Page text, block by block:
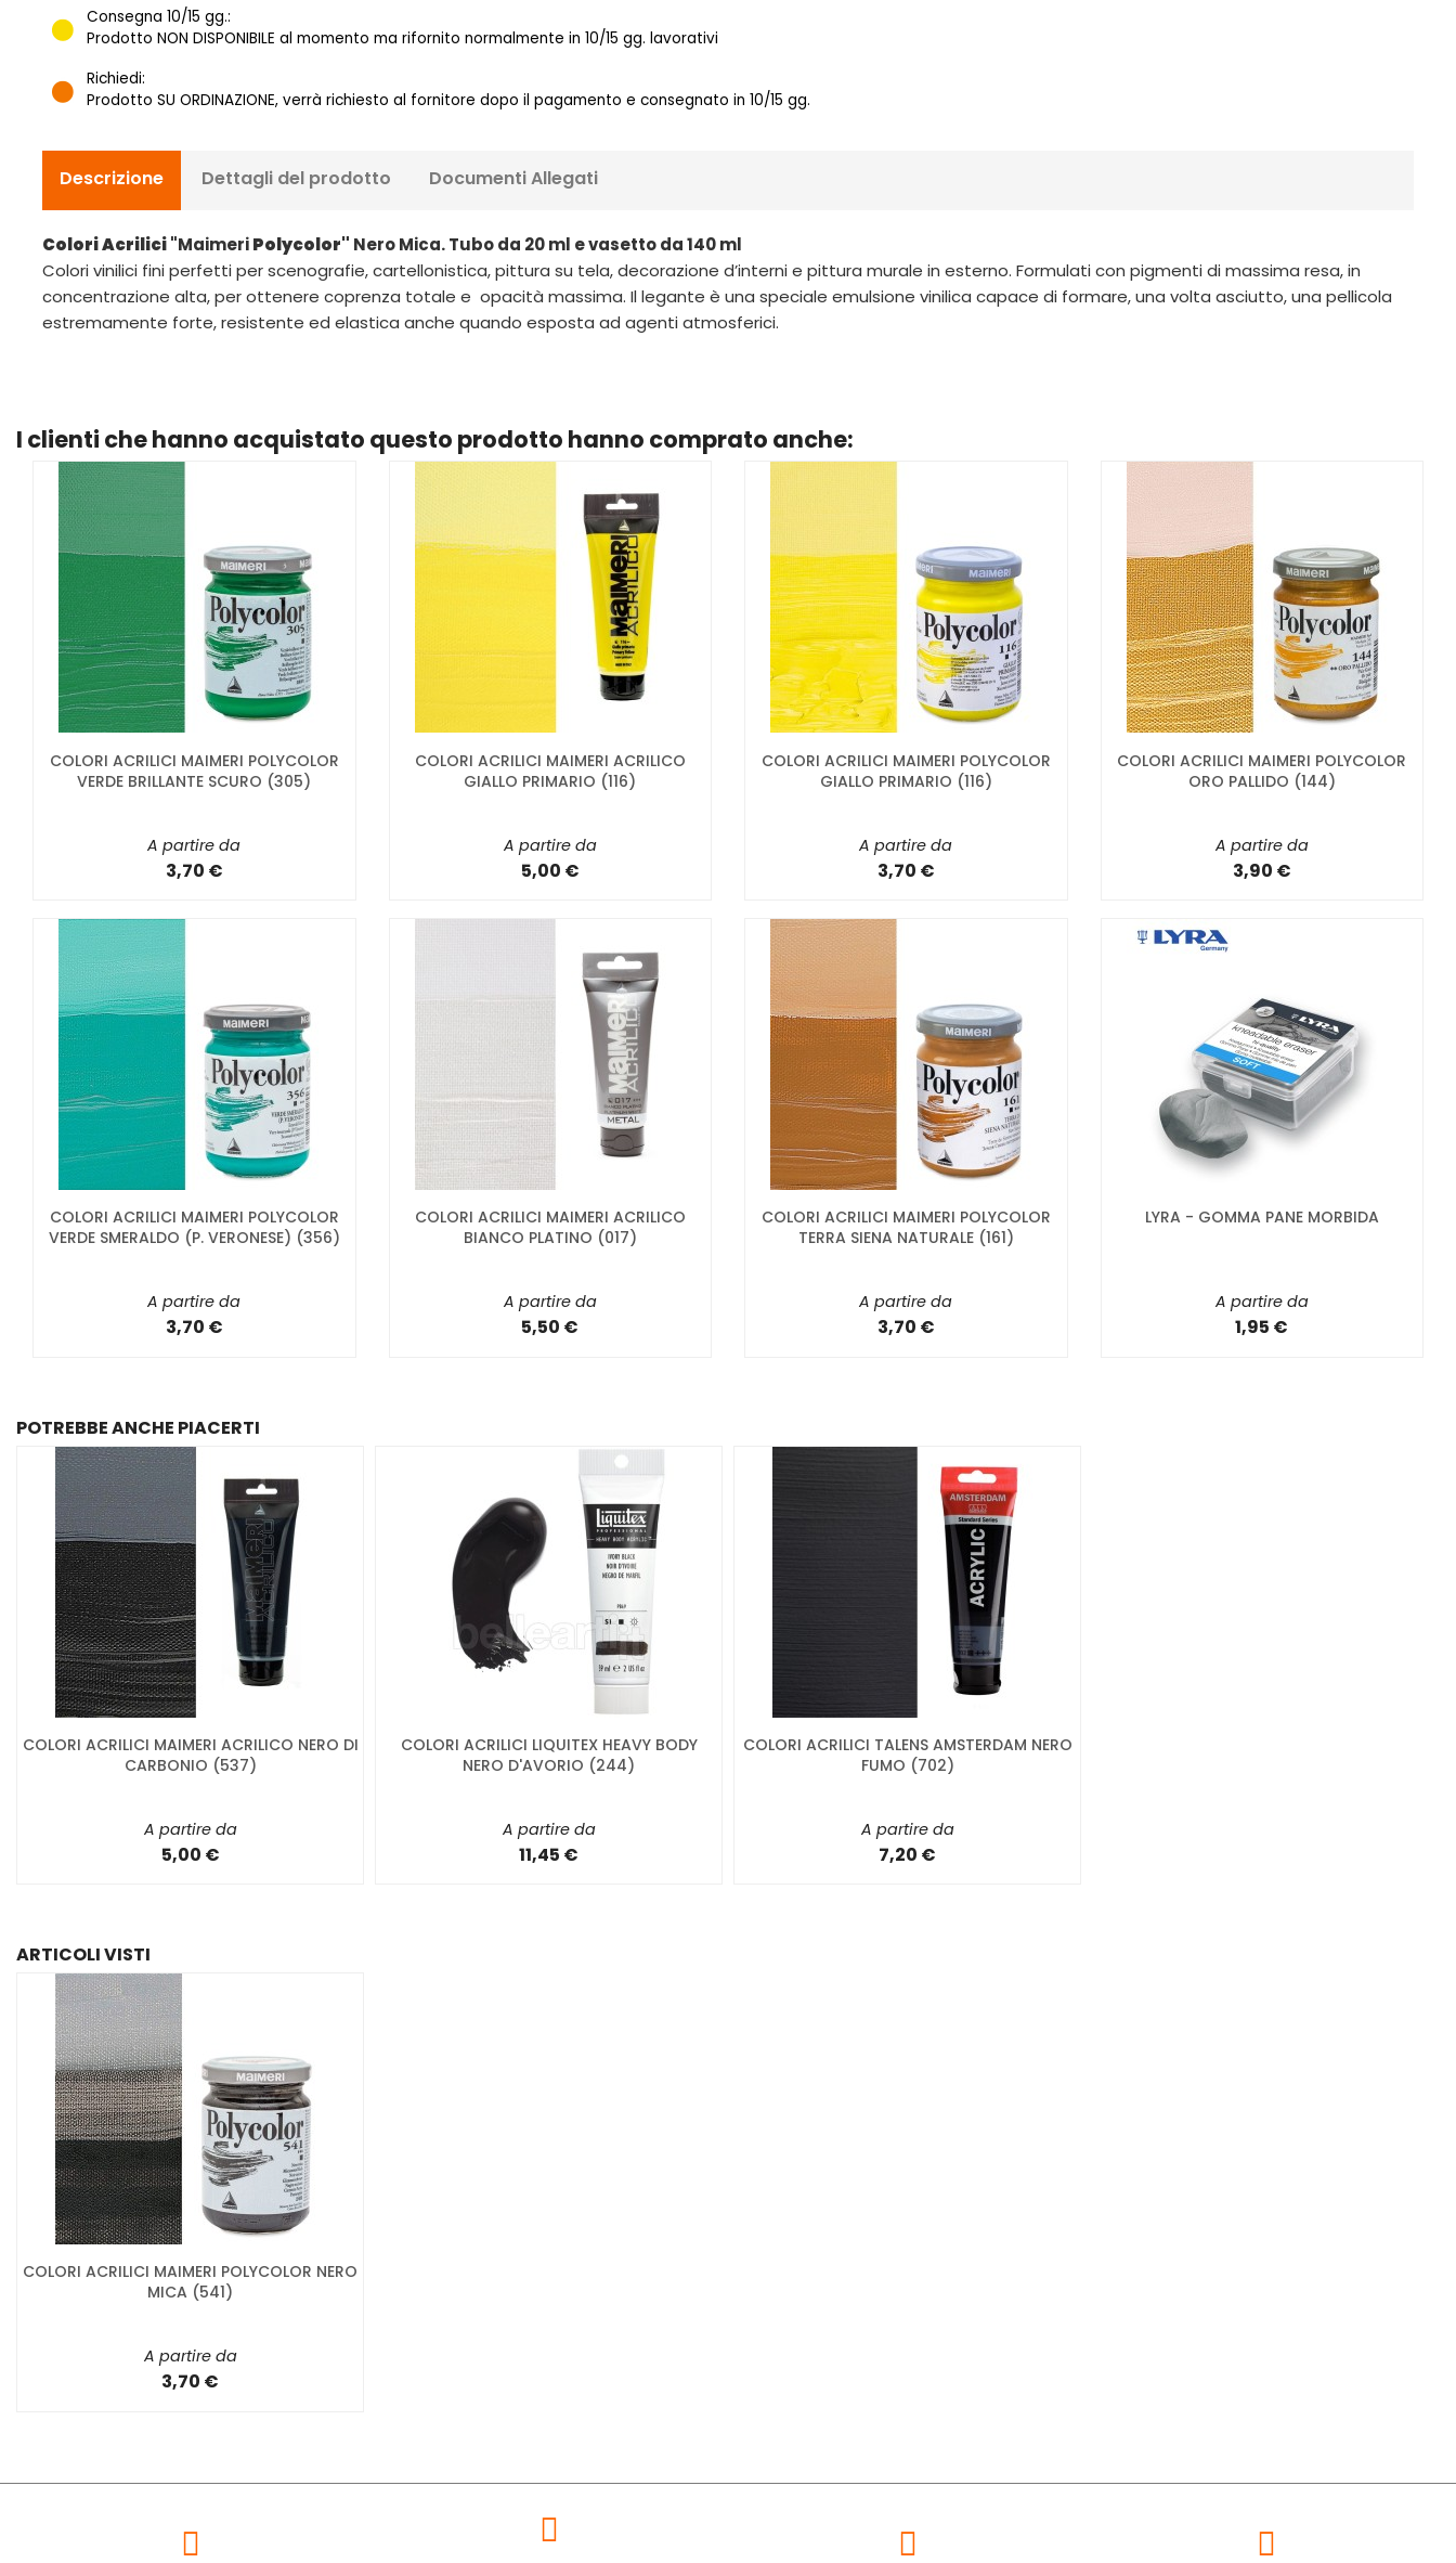
Consegna 10/15 gg.:
Prodotto NON DISPONIBILE al momento ma rifornito normalmente in 10/15 gg. lavorativi
Richiedi:
Prodotto SU ORDINAZIONE, verrà richiesto al fornitore dopo il pagamento e consegnato in 10/15 gg.
Descrizione Dettagli del prodotto Documenti Allegati
Colori Acrilici"MaimeriPolycolor" Nero Mica. Tubo da 20 ml e vasetto da 140 ml
Colori vinilici fini perfetti per scenografie, cartellonistica, pittura su tela, decorazione d’interni e pittura murale in esterno. Formulati con pigmenti di massima resa, in
concentrazione alta, per ottenere coprenza totale e opacità massima. Il legante è una speciale emulsione vinilica capace di formare, una volta asciutto, una pellicola
estremamente forte, resistente ed elastica anche quando esposta ad agenti atmosferici.
I clienti che hanno acquistato questo prodotto hanno comprato anche:
COLORI ACRILICI MAIMERI POLYCOLOR
VERDE BRILLANTE SCURO (305)
A partire da
3,70 €
COLORI ACRILICI MAIMERI ACRILICO
GIALLO PRIMARIO (116)
A partire da
5,00 €
COLORI ACRILICI MAIMERI POLYCOLOR
GIALLO PRIMARIO (116)
A partire da
3,70 €
COLORI ACRILICI MAIMERI POLYCOLOR
ORO PALLIDO (144)
A partire da
3,90 €
COLORI ACRILICI MAIMERI POLYCOLOR
VERDE SMERALDO (P. VERONESE) (356)
A partire da
3,70 €
COLORI ACRILICI MAIMERI ACRILICO
BIANCO PLATINO (017)
A partire da
5,50 €
COLORI ACRILICI MAIMERI POLYCOLOR
TERRA SIENA NATURALE (161)
A partire da
3,70 €
LYRA - GOMMA PANE MORBIDA
A partire da
1,95 €
POTREBBE ANCHE PIACERTI
COLORI ACRILICI MAIMERI ACRILICO NERO DI
CARBONIO (537)
A partire da
5,00 €
COLORI ACRILICI LIQUITEX HEAVY BODY
NERO D'AVORIO (244)
A partire da
11,45 €
COLORI ACRILICI TALENS AMSTERDAM NERO
FUMO (702)
A partire da
7,20 €
ARTICOLI VISTI
COLORI ACRILICI MAIMERI POLYCOLOR NERO
MICA (541)
A partire da
3,70 €